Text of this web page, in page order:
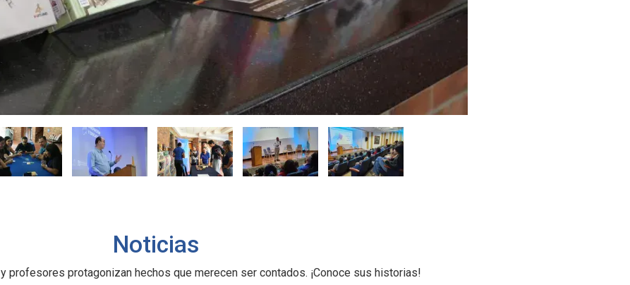
Noticias
profesores protagonizan hechos que merecen ser contados. ¡Conoce sus historias!